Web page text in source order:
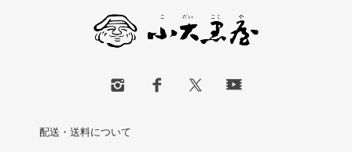
配送・送料について